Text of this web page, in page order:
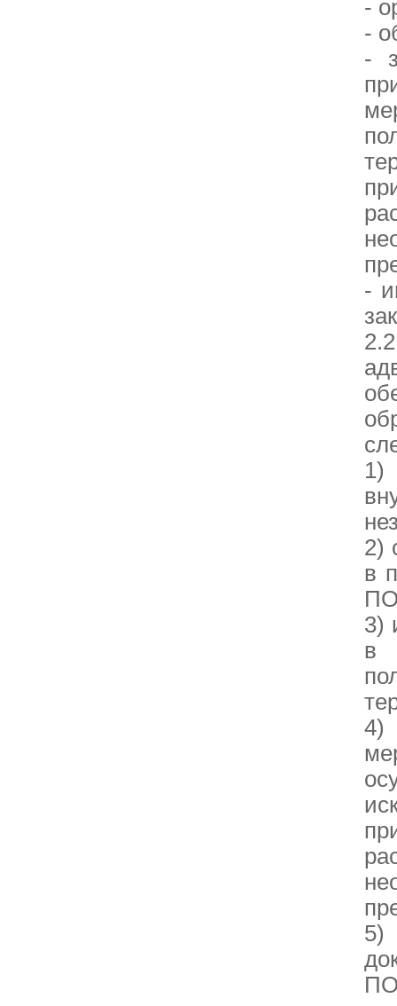
-
-
-
-
1)
2)
в
3)
в
4)
5)